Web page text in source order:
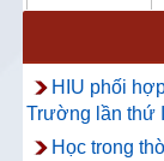
HIU phối
Trường lần thứ I
Học trong